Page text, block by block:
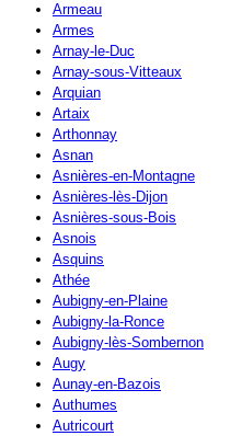
Armeau
Armes
Arnay-le-Duc
Arnay-sous-Vitteaux
Arquian
Artaix
Arthonnay
Asnan
Asnières-en-Montagne
Asnières-lès-Dijon
Asnières-sous-Bois
Asnois
Asquins
Athée
Aubigny-en-Plaine
Aubigny-la-Ronce
Aubigny-lès-Sombernon
Augy
Aunay-en-Bazois
Authumes
Autricourt